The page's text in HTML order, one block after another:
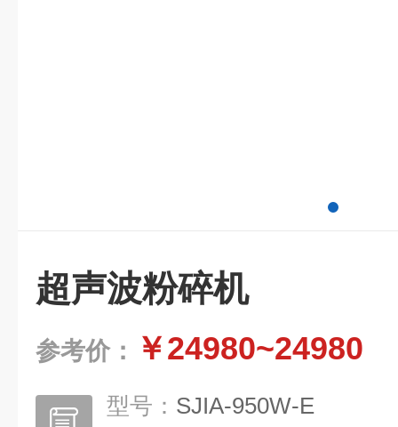
超声波粉碎机
参考价： ￥24980~24980
型号： SJIA-950W-E